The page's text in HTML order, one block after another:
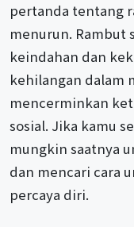
pertanda tentang
menurun. Rambut
keindahan dan
kehilangan dalam
mencerminkan
sosial. Jika kamu
mungkin saatnya
dan mencari cara
percaya diri.